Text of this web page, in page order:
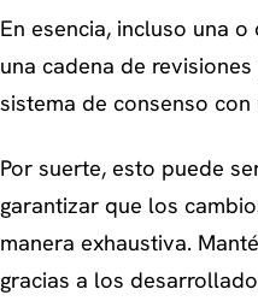
En esencia, incluso una
una cadena de
sistema de consenso
Por suerte, esto puede
garantizar que los
manera exhaustiva.
gracias a los